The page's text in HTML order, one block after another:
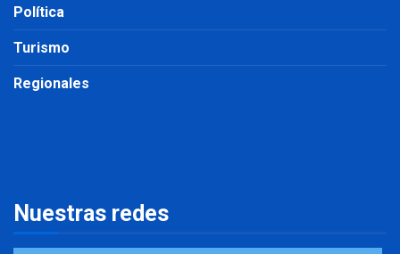
Política
Turismo
Regionales
Nuestras redes